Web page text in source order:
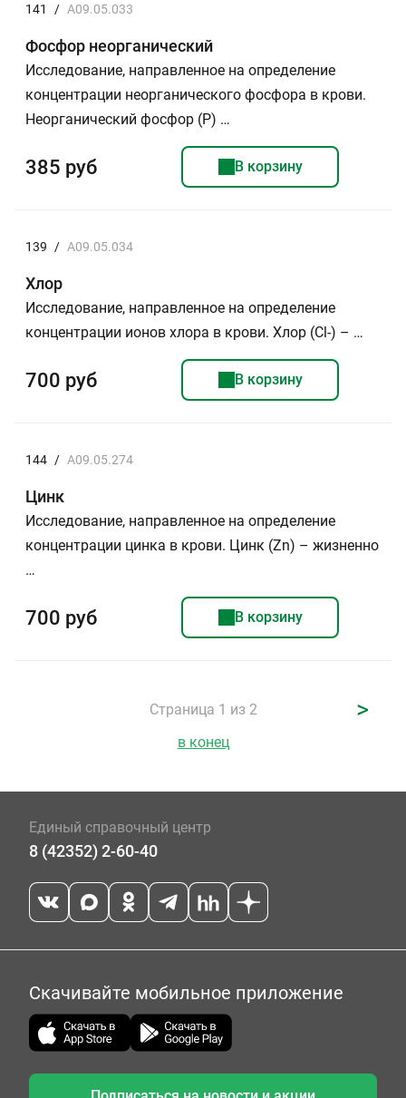
141 / A09.05.033
Фосфор неорганический
Исследование, направленное на определение
концентрации неорганического фосфора в крови.
Неорганический фосфор (Р) …
385 руб В корзину
139 / A09.05.034
Хлор
Исследование, направленное на определение
концентрации ионов хлора в крови. Хлор (Сl-) – …
700 руб В корзину
144 / A09.05.274
Цинк
Исследование, направленное на определение
концентрации цинка в крови. Цинк (Zn) – жизненно
…
700 руб В корзину
Страница 1 из 2 >
в конец
Единый справочный центр
8 (42352) 2-60-40
Скачивайте мобильное приложение